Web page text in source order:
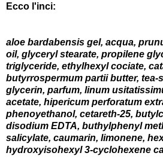
Ecco l'inci:
aloe bardabensis gel, acqua,
oil, glyceryl stearate, propilene
triglyceride, ethylhexyl cociate,
butyrrospermum partii butter, tea-
glycerin, parfum, linum
acetate, hipericum perforatum
phenoyethanol, cetareth-25,
disodium EDTA, buthylphenyl
salicylate, caumarin, limonene,
hydroxyisohexyl 3-cyclohexene